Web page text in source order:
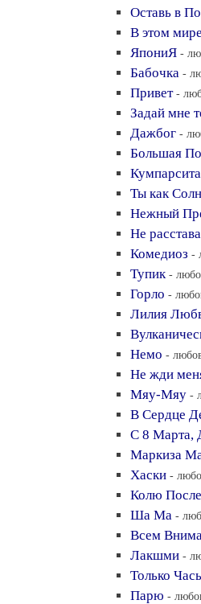
Оставь в
В этом
ЯпониЯ -
Бабочка -
Привет -
Задай мне
Дажбог -
Большая
Кумпарсита
Ты как
Нежный
Не
Комедиоз -
Тупик -
Горло -
Лилия
Немо -
Не жди
Мяу-Мяу -
В Сердце
С 8 Марта,
Маркиза
Хаски -
Колю
Ша Ма -
Всем
Лакшми -
Только
Парю -